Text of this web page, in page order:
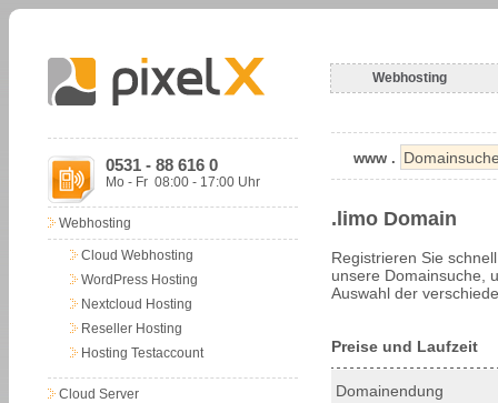
Webhosting
0531 - 88 616 0
Mo - Fr 08:00 - 17:00 Uhr
Webhosting
Cloud Webhosting
WordPress Hosting
Nextcloud Hosting
Reseller Hosting
Hosting Testaccount
Cloud Server
www .
.limo Domain
Registrieren Sie
unsere Domainsuche,
Auswahl der
Preise und Laufzeit
Domainendung